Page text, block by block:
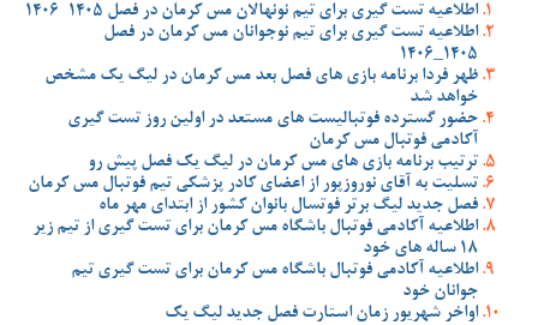
اطلاعیه تست گیری برای تیم نونهالان مس کرمان در فصل 1405-1406
اطلاعیه تست گیری برای تیم نوجوانان مس کرمان در فصل
1405_1406
ظهر فردا برنامه بازی های فصل بعد مس کرمان در لیگ یک مشخص
خواهد شد
حضور گسترده فوتبالیست های مستعد در اولین روز تست گیری
آکادمی فوتبال مس کرمان
ترتیب برنامه بازی های مس کرمان در لیگ یک فصل پیش رو
تسلیت به آقای نوروزپور از اعضای کادر پزشکی تیم فوتبال مس کرمان
فصل جدید لیگ برتر فوتسال بانوان کشور از ابتدای مهر ماه
اطلاعیه آکادمی فوتبال باشگاه مس کرمان برای تست گیری از تیم زیر
18 ساله های خود
اطلاعیه آکادمی فوتبال باشگاه مس کرمان برای تست گیری تیم
جوانان خود
اواخر شهریور زمان استارت فصل جدید لیگ یک